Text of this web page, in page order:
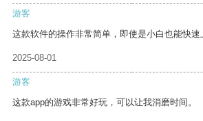
游客
这款软件的操作非常简单，即使是小白也能快速
2025-08-01
游客
这款app的游戏非常好玩，可以让我消磨时间。